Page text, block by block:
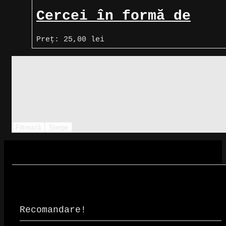
Cercei în formă de
sârmă ghimpată
Preț: 25,00 lei
Recomandare!